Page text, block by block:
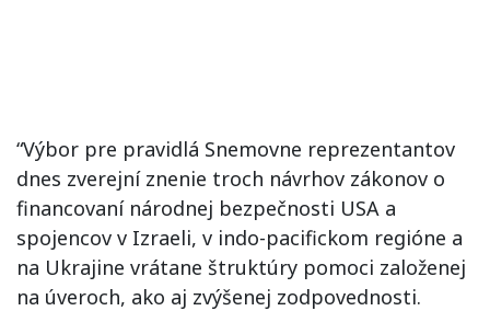
“Výbor pre pravidlá Snemovne reprezentantov
dnes zverejní znenie troch návrhov zákonov o
financovaní národnej bezpečnosti USA a
spojencov v Izraeli, v indo-pacifickom regióne a
na Ukrajine vrátane štruktúry pomoci založenej
na úveroch, ako aj zvýšenej zodpovednosti.